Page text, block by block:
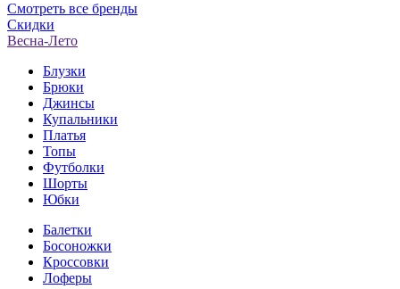
Смотреть все бренды
Скидки
Весна-Лето
Блузки
Брюки
Джинсы
Купальники
Платья
Топы
Футболки
Шорты
Юбки
Балетки
Босоножки
Кроссовки
Лоферы